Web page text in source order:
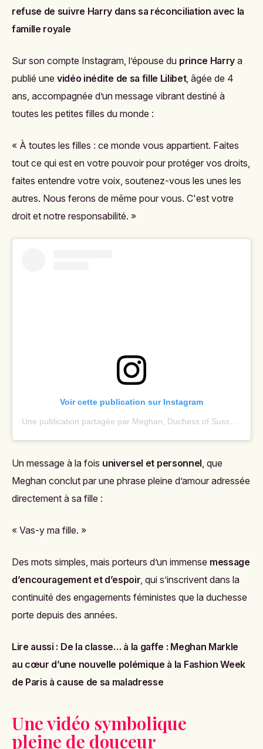
refuse de suivre Harry dans sa réconciliation avec la
famille royale
Sur son compte Instagram, l’épouse du prince Harry a
publié une vidéo inédite de sa fille Lilibet, âgée de 4
ans, accompagnée d’un message vibrant destiné à
toutes les petites filles du monde :
« À toutes les filles : ce monde vous appartient. Faites
tout ce qui est en votre pouvoir pour protéger vos droits,
faites entendre votre voix, soutenez-vous les unes les
autres. Nous ferons de même pour vous. C'est votre
droit et notre responsabilité. »
Voir cette publication sur Instagram
Un message à la fois universel et personnel, que
Meghan conclut par une phrase pleine d’amour adressée
directement à sa fille :
« Vas-y ma fille. »
Des mots simples, mais porteurs d’un immense message
d’encouragement et d’espoir, qui s’inscrivent dans la
continuité des engagements féministes que la duchesse
porte depuis des années.
Lire aussi : De la classe… à la gaffe : Meghan Markle
au cœur d’une nouvelle polémique à la Fashion Week
de Paris à cause de sa maladresse
Une vidéo symbolique
pleine de douceur